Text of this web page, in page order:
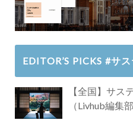
EDITOR’S PICKS #サ
【全国】サス
（Livhub編集